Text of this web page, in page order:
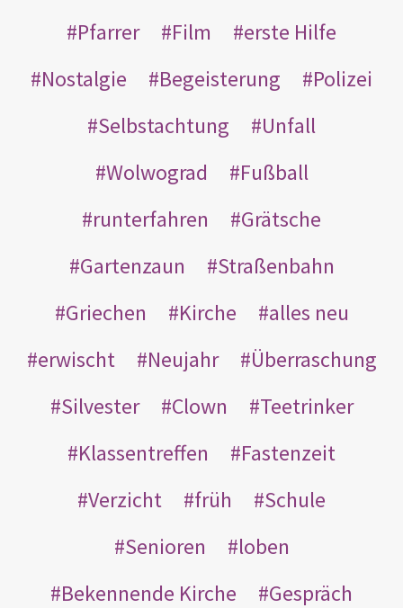
Pfarrer
Film
erste Hilfe
Nostalgie
Begeisterung
Polizei
Selbstachtung
Unfall
Wolwograd
Fußball
runterfahren
Grätsche
Gartenzaun
Straßenbahn
Griechen
Kirche
alles neu
erwischt
Neujahr
Überraschung
Silvester
Clown
Teetrinker
Klassentreffen
Fastenzeit
Verzicht
früh
Schule
Senioren
loben
Bekennende Kirche
Gespräch